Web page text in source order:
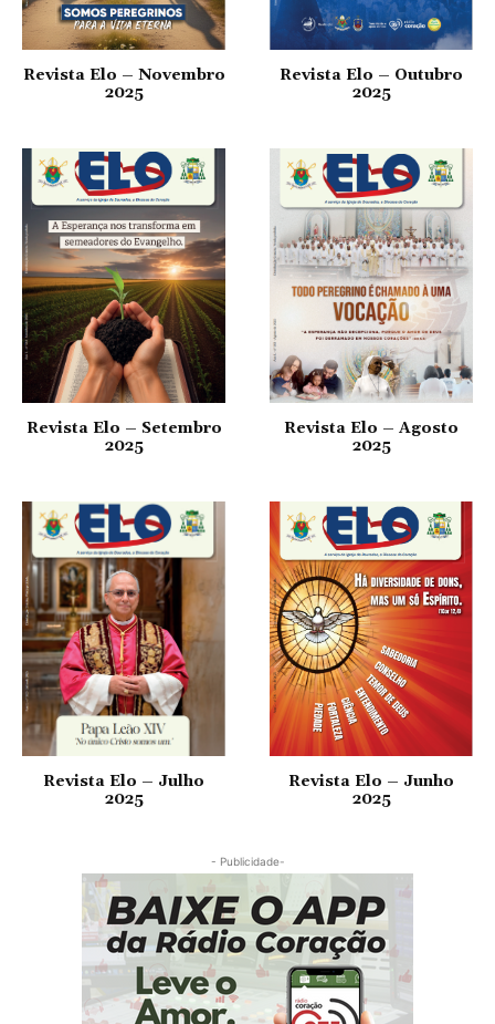
Revista Elo – Novembro
2025
Revista Elo – Outubro
2025
Revista Elo – Setembro
2025
Revista Elo – Agosto
2025
Revista Elo – Julho
2025
Revista Elo – Junho
2025
- Publicidade-